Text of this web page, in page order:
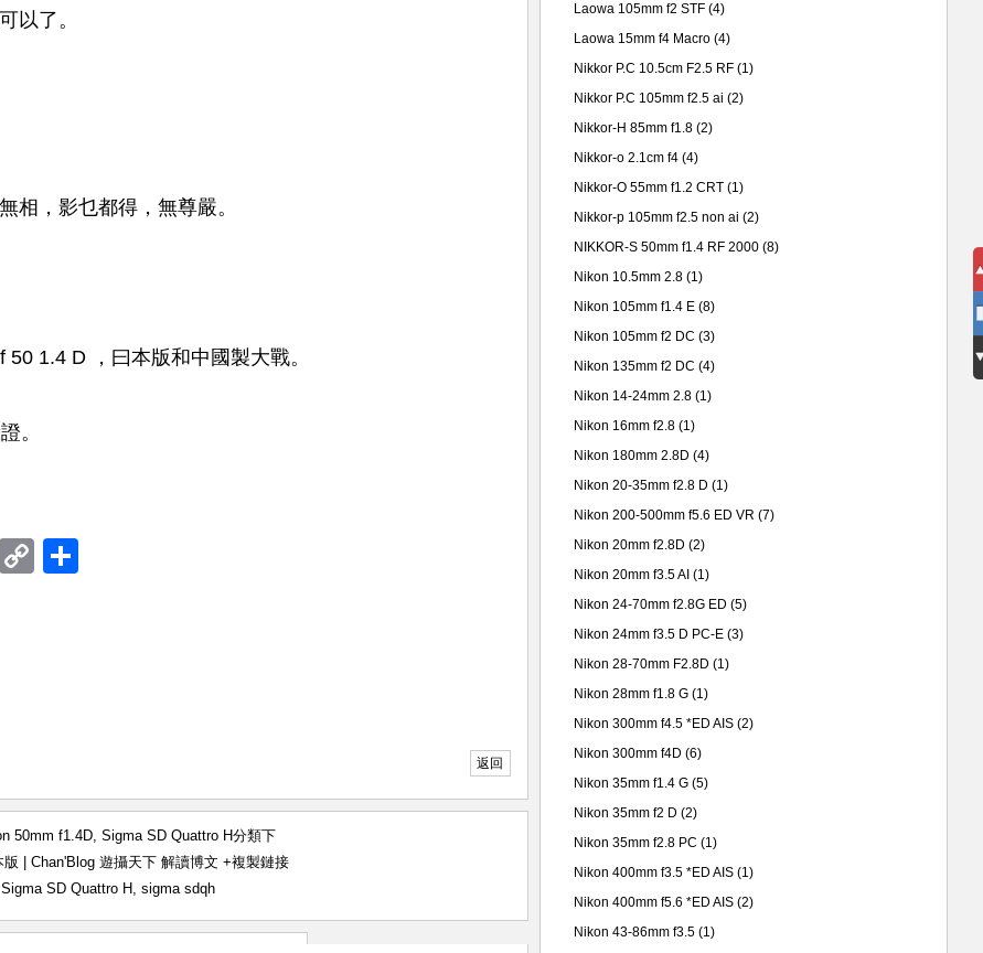
以了。
相，影乜都得，無尊嚴。
1.4 D ，曰本版和中國製大戰。
。
Douban
Copy
返回
50mm f1.4D, Sigma SD Quattro H分類下
| Chan'Blog 遊攝天下 解讀博文 +複製鏈接
Sigma SD Quattro H, sigma sdqh
Laowa 105mm f2 STF (4)
Laowa 15mm f4 Macro (4)
Nikkor P.C 10.5cm F2.5 RF (1)
Nikkor P.C 105mm f2.5 ai (2)
Nikkor-H 85mm f1.8 (2)
Nikkor-o 2.1cm f4 (4)
Nikkor-O 55mm f1.2 CRT (1)
Nikkor-p 105mm f2.5 non ai (2)
NIKKOR-S 50mm f1.4 RF 2000 (8)
Nikon 10.5mm 2.8 (1)
Nikon 105mm f1.4 E (8)
Nikon 105mm f2 DC (3)
Nikon 135mm f2 DC (4)
Nikon 14-24mm 2.8 (1)
Nikon 16mm f2.8 (1)
Nikon 180mm 2.8D (4)
Nikon 20-35mm f2.8 D (1)
Nikon 200-500mm f5.6 ED VR (7)
Nikon 20mm f2.8D (2)
Nikon 20mm f3.5 AI (1)
Nikon 24-70mm f2.8G ED (5)
Nikon 24mm f3.5 D PC-E (3)
Nikon 28-70mm F2.8D (1)
Nikon 28mm f1.8 G (1)
Nikon 300mm f4.5 *ED AIS (2)
Nikon 300mm f4D (6)
Nikon 35mm f1.4 G (5)
Nikon 35mm f2 D (2)
Nikon 35mm f2.8 PC (1)
Nikon 400mm f3.5 *ED AIS (1)
Nikon 400mm f5.6 *ED AIS (2)
Nikon 43-86mm f3.5 (1)